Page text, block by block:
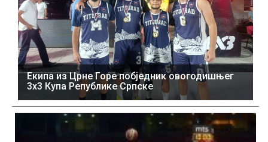
Екипа из Црне Горе побједник овогодишњег
3x3 Купа Републике Српске